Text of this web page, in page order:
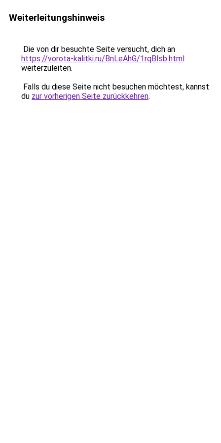
Weiterleitungshinweis
Die von dir besuchte Seite versucht, dich an
https://vorota-kalitki.ru/BnLeAhG/1rqBIsb.html
weiterzuleiten.
Falls du diese Seite nicht besuchen möchtest, kannst
du zur vorherigen Seite zurückkehren.